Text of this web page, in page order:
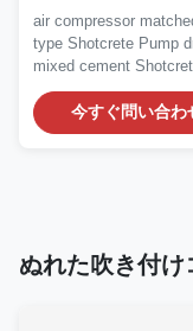
けコンクリートポン
ナイト吹付け機械
air compressor
type Shotcrete Pump
mixed cement
Pump Maintenance
今すぐ問い合わ
ぬれた吹き付